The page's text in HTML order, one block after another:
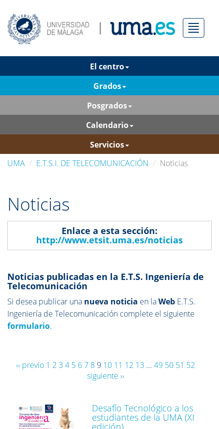
Menú
El centro
Grados
Posgrados
Calendario
Servicios
UMA
E.T.S.I. DE TELECOMUNICACIÓN Noticias
Noticias
Enlace a esta sección:
http://www.etsit.uma.es/noticias
Noticias publicadas en la E.T.S. Ingeniería de
Telecomunicación
Si desea publicar una nueva noticia en laWeb E.T.S.
Ingeniería de Telecomunicación complete el siguiente
formulario.
‹‹ previo 1 2 3 4 5 67 8 9 10 11 12 13 ... 49 50 51 52
siguiente ››
Desafío Tecnológico a los
estudiantes de la UMA (XI
edición)